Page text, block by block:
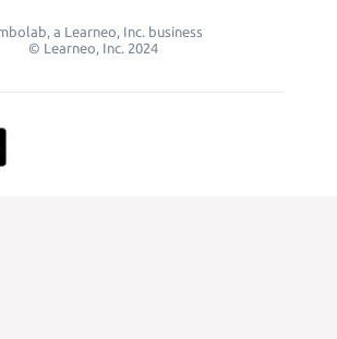
a Learneo, Inc. business
© Learneo, Inc. 2024